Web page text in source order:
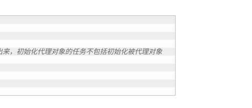
，初始化代理对象的任务不包括初始化被代理对象